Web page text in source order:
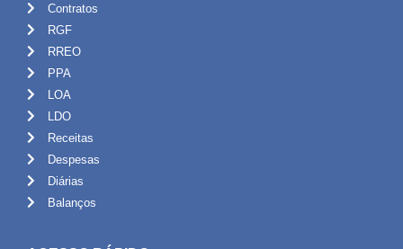
Contratos
RGF
RREO
PPA
LOA
LDO
Receitas
Despesas
Diárias
Balanços